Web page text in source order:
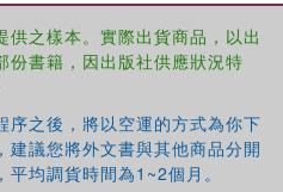
之樣本。實際出貨商品，以出
份書籍，因出版社供應狀況特
序之後，將以空運的方式為你下
議您將外文書與其他商品分開
均調貨時間為1~2個月。